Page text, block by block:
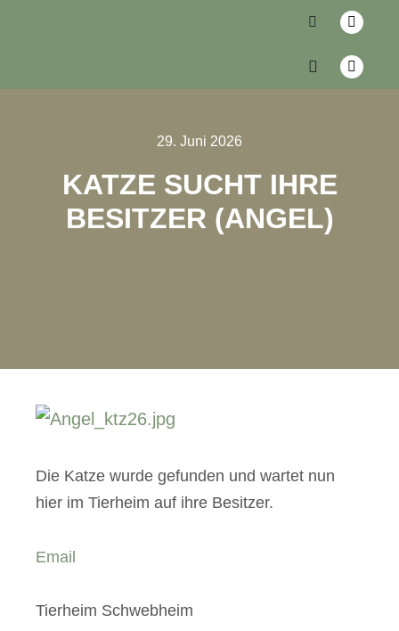
29. Juni 2026
KATZE SUCHT IHRE
BESITZER (ANGEL)
Die Katze wurde gefunden und wartet nun
hier im Tierheim auf ihre Besitzer.
Email
Tierheim Schwebheim